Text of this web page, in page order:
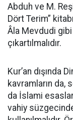
Abduh ve M.
Dört Terim”
Âla Mevdudi
çıkartılmalıdır.
Kur’an dışında
kavramların da,
da İslami
vahiy